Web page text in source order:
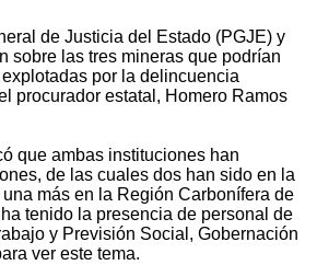
de Justicia del Estado (PGJE) y
sobre las tres mineras que podrían
por la delincuencia
procurador estatal, Homero Ramos
que ambas instituciones han
de las cuales dos han sido en la
más en la Región Carbonífera de
tenido la presencia de personal de
y Previsión Social, Gobernación
ver este tema.